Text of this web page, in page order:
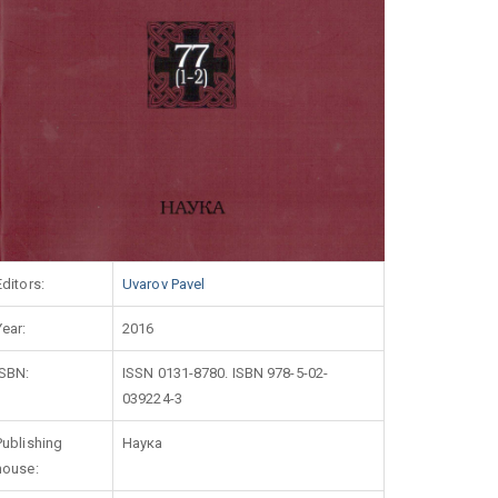
Uvarov Pavel
2016
ISSN 0131-8780. ISBN 978-5-02-
039224-3
Наука